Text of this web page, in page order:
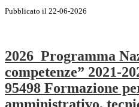
Pubblicato il 22-06-2026
2026_Programma
competenze” 2021-
95498 Formazione